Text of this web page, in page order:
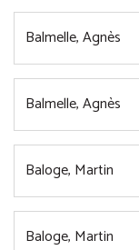
Balmelle, Agnès
Balmelle, Agnès
Baloge, Martin
Baloge, Martin